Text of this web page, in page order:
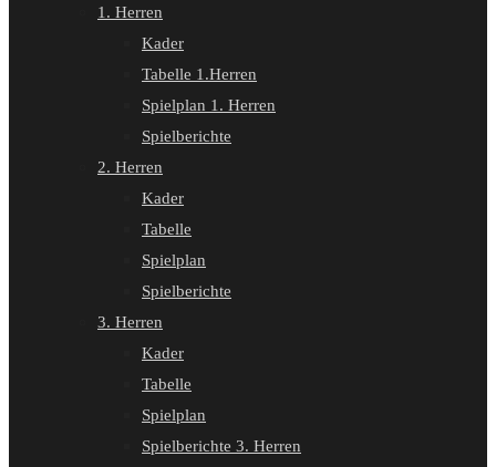
1. Herren
Kader
Tabelle 1.Herren
Spielplan 1. Herren
Spielberichte
2. Herren
Kader
Tabelle
Spielplan
Spielberichte
3. Herren
Kader
Tabelle
Spielplan
Spielberichte 3. Herren